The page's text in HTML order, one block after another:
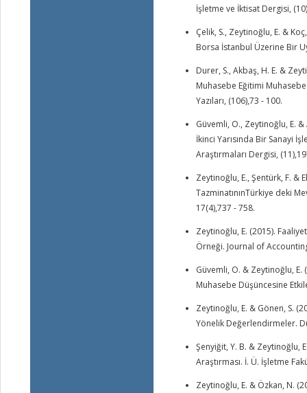
İşletme ve İktisat Dergisi,
Çelik, S., Zeytinoğlu, E. &
Borsa İstanbul Üzerine Bir
Durer, S., Akbaş, H. E. &
Muhasebe Eğitimi
Yazıları, (106),73 - 100.
Güvemli, O., Zeytinoğlu, E. &
İkinci Yarısında Bir Sanayi
Araştırmaları Dergisi,
Zeytinoğlu, E., Şentürk, F. &
TazminatınınTürkiye deki
17(4),737 - 758.
Zeytinoğlu, E. (2015).
Örneği. Journal of
Güvemli, O. & Zeytinoğlu, E.
Muhasebe Düşüncesine
Zeytinoğlu, E. & Gönen, S.
Yönelik Değerlendirmeler.
Şenyiğit, Y. B. & Zeytinoğlu,
Araştırması. İ. Ü. İşletme
Zeytinoğlu, E. & Özkan, N.